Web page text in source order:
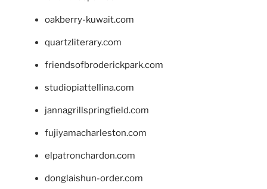
oakberry-kuwait.com
quartzliterary.com
friendsofbroderickpark.com
studiopiattellina.com
jannagrillspringfield.com
fujiyamacharleston.com
elpatronchardon.com
donglaishun-order.com